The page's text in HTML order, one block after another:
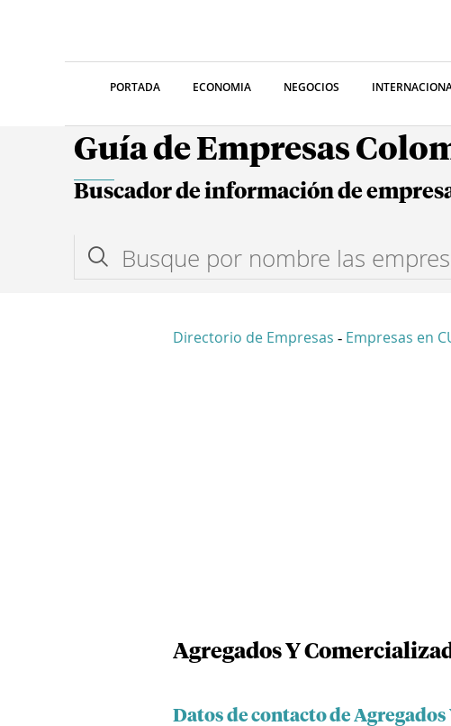
PORTADA ECONOMIA NEGOCIOS
Guía de Empresas
Buscador de información de
Directorio de Empresas - Empresas en
Agregados Y
Datos de contacto de